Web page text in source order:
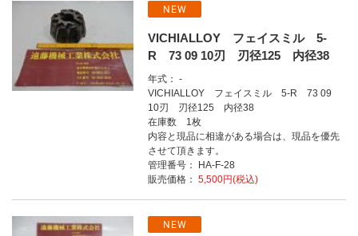
NEW
VICHIALLOY フェイスミル 5-
R 73 09 10刃 刃径125 内径38
年式： -
VICHIALLOY フェイスミル 5-R 73 09
10刃 刃径125 内径38
在庫数 1枚
内容と現品に相違がある場合は、現品を優先
させて頂きます。
管理番号： HA-F-28
販売価格：5,500円(税込)
NEW